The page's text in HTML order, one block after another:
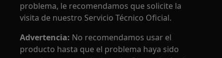
problema, le recomendamos que solicite la
visita de nuestro Servicio Técnico Oficial.
Advertencia: No recomendamos usar el
producto hasta que el problema haya sido